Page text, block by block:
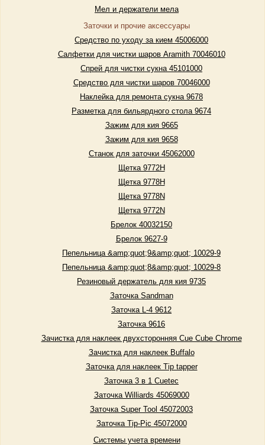
Мел и держатели мела
Заточки и прочие аксессуары
Средство по уходу за кием 45006000
Салфетки для чистки шаров Aramith 70046010
Спрей для чистки сукна 45101000
Средство для чистки шаров 70046000
Наклейка для ремонта сукна 9678
Разметка для бильярдного стола 9674
Зажим для кия 9665
Зажим для кия 9658
Станок для заточки 45062000
Щетка 9772Н
Щетка 9778H
Щетка 9778N
Щетка 9772N
Брелок 40032150
Брелок 9627-9
Пепельница &amp;quot;9&amp;quot; 10029-9
Пепельница &amp;quot;8&amp;quot; 10029-8
Резиновый держатель для кия 9735
Заточка Sandman
Заточка L-4 9612
Заточка 9616
Зачистка для наклеек двухсторонняя Cue Cube Chrome
Зачистка для наклеек Buffalo
Заточка для наклеек Tip tapper
Заточка 3 в 1 Cuetec
Заточка Williards 45069000
Заточка Super Tool 45072003
Заточка Tip-Pic 45072000
Системы учета времени